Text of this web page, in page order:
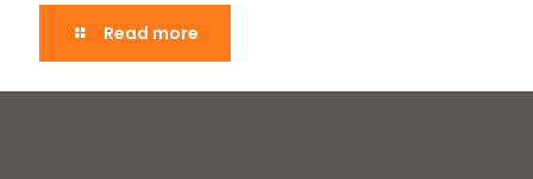
Read more